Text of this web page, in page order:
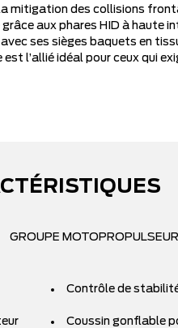
mitigation des collisions
aux phares HID à haute
ses sièges baquets en
est l’allié idéal pour ceux qui
GROUPE MOTOPROPULSEUR
Contrôle de
Coussin gonflable